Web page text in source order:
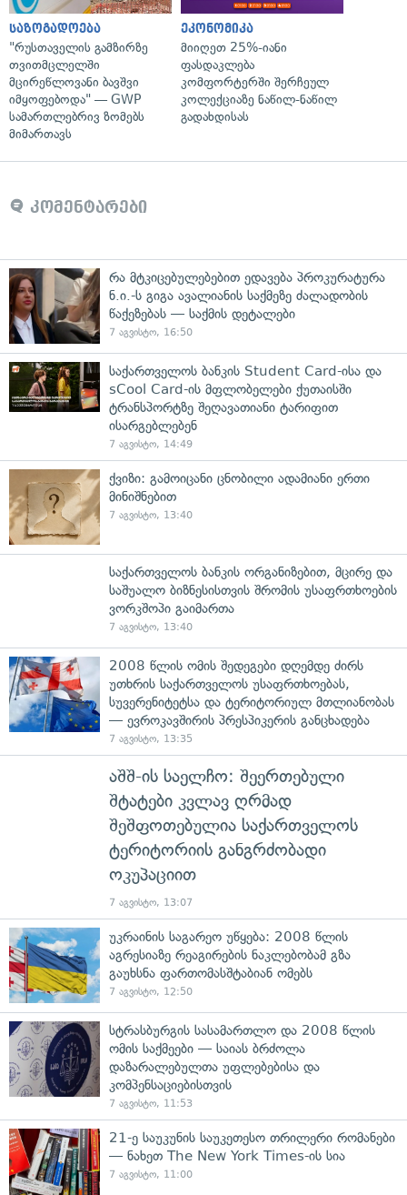
საზოგადოება
"რუსთაველის გამზირზე
თვითმცლელში
მცირეწლოვანი ბავშვი
იმყოფებოდა" — GWP
სამართლებრივ ზომებს
მიმართავს
ეკონომიკა
მიიღეთ 25%-იანი
ფასდაკლება
კომფორტერში შერჩეულ
კოლექციაზე ნაწილ-ნაწილ
გადახდისას
კომენტარები
რა მტკიცებულებებით ედავება პროკურატურა
ნ.ი.-ს გიგა ავალიანის საქმეზე ძალადობის
წაქეზებას — საქმის დეტალები
7 აგვისტო, 16:50
საქართველოს ბანკის Student Card-ისა და
sCool Card-ის მფლობელები ქუთაისში
ტრანსპორტზე შეღავათიანი ტარიფით
ისარგებლებენ
7 აგვისტო, 14:49
ქვიზი: გამოიცანი ცნობილი ადამიანი ერთი
მინიშნებით
7 აგვისტო, 13:40
საქართველოს ბანკის ორგანიზებით, მცირე და
საშუალო ბიზნესისთვის შრომის უსაფრთხოების
ვორკშოპი გაიმართა
7 აგვისტო, 13:40
2008 წლის ომის შედეგები დღემდე ძირს
უთხრის საქართველოს უსაფრთხოებას,
სუვერენიტეტსა და ტერიტორიულ მთლიანობას
— ევროკავშირის პრესპიკერის განცხადება
7 აგვისტო, 13:35
აშშ-ის საელჩო: შეერთებული
შტატები კვლავ ღრმად
შეშფოთებულია საქართველოს
ტერიტორიის განგრძობადი
ოკუპაციით
7 აგვისტო, 13:07
უკრაინის საგარეო უწყება: 2008 წლის
აგრესიაზე რეაგირების ნაკლებობამ გზა
გაუხსნა ფართომასშტაბიან ომებს
7 აგვისტო, 12:50
სტრასბურგის სასამართლო და 2008 წლის
ომის საქმეები — საიას ბრძოლა
დაზარალებულთა უფლებებისა და
კომპენსაციებისთვის
7 აგვისტო, 11:53
21-ე საუკუნის საუკეთესო თრილერი რომანები
— ნახეთ The New York Times-ის სია
7 აგვისტო, 11:00